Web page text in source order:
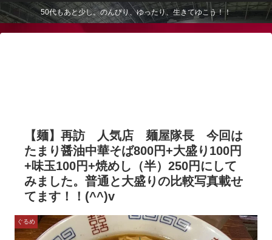
50代もあと少し。のんびり、ゆったり、生きてゆこう！！
【麺】再訪 人気店 麺屋隊長 今回は
たまり醤油中華そば800円+大盛り100円
+味玉100円+焼めし（半）250円にして
みました。普通と大盛りの比較写真載せ
てます！！(^^)v
ぐるめ